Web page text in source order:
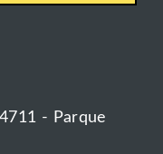
- Parque